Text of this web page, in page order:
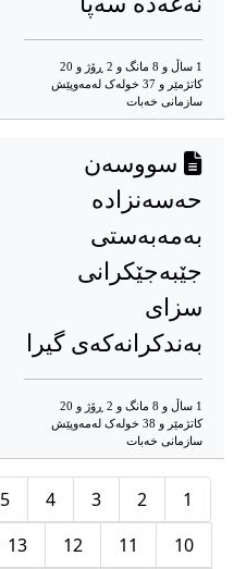
1 ساڵ و 8 مانگ و 2 ڕۆژ و 20
کاتژمێر و 37 خوله‌ک له‌مه‌وپێش‌
سازمانی خەبات
سووسەن
حەسەنزادە
بەمەبەستی
جێبەجێکرانی
سزای
بەندکرانەکەی گیرا
1 ساڵ و 8 مانگ و 2 ڕۆژ و 20
کاتژمێر و 38 خوله‌ک له‌مه‌وپێش‌
سازمانی خەبات
1
2
3
4
5
10
11
12
13